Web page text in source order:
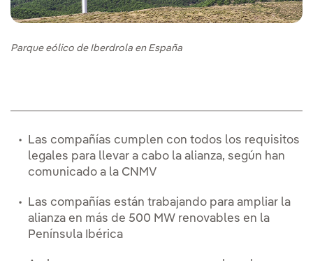
Parque eólico de Iberdrola en España
Las compañías cumplen con todos los requisitos
legales para llevar a cabo la alianza, según han
comunicado a la CNMV
Las compañías están trabajando para ampliar la
alianza en más de 500 MW renovables en la
Península Ibérica